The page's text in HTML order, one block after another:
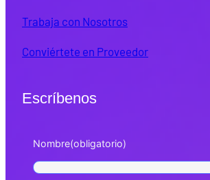
Trabaja con Nosotros
Conviértete en Proveedor
Escríbenos
Nombre(obligatorio)